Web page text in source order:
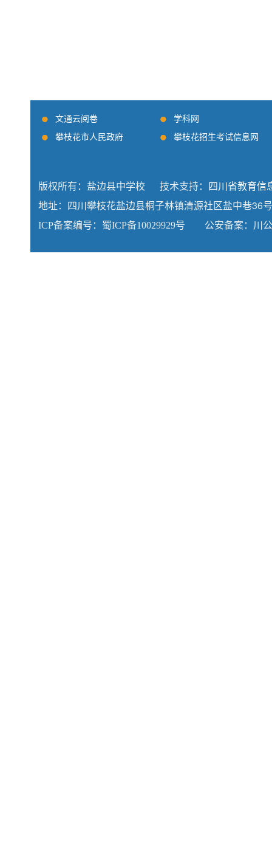
版权所有：盐边县中学校 技术支持： 四川省教育信
地址：四川攀枝花盐边县桐子林镇清源社区盐中巷
ICP备案编号：蜀ICP备10029929号 公安备案：川
文通云阅卷
学科网
攀枝花市人民政府
攀枝花招生考试信息网